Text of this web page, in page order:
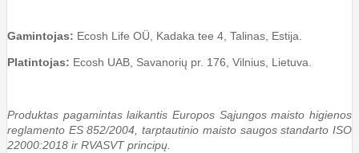
Gamintojas: Ecosh Life OÜ, Kadaka tee 4, Talinas, Estija.
Platintojas: Ecosh UAB, Savanorių pr. 176, Vilnius, Lietuva.
Produktas pagamintas laikantis Europos Sąjungos maisto higienos
reglamento ES 852/2004, tarptautinio maisto saugos standarto ISO
22000:2018 ir RVASVT principų.